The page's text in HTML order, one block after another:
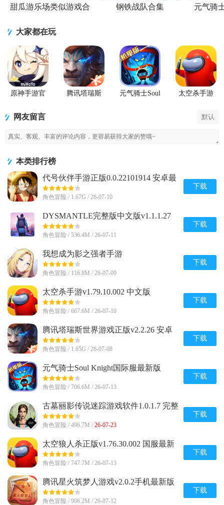
甜瓜游乐场类似游戏合
钢铁战队合集 元气骑
大家都在玩
原神手游官
腾讯塔瑞斯
元气骑士Soul
太空杀手游
网友留言 默认
本类排行榜
代号伙伴手游正版0.0.22101914 安卓最
新版
角色冒险 / 1.67G / 26-07-10
下载
DYSMANTLE完整版中文版v1.1.1.27
安卓免付费版
角色冒险 / 536.4M / 26-07-11
下载
我想成为影之强者手游
(Eminence)v1.0.7 安卓最新版
角色冒险 / 116.8M / 26-07-09
下载
太空杀手游v1.79.10.002 中文版
角色冒险 / 667.6M / 26-07-10
下载
腾讯塔瑞斯世界游戏正版v2.2.26 安卓
最新版
角色冒险 / 1.65G / 26-07-08
下载
元气骑士Soul Knight国际服最新版
v8.4.0 安卓版
角色冒险 / 706.6M / 26-07-13
下载
古墓丽影传说迷踪游戏软件1.0.1.7 完整
版
角色冒险 / 496.7M / 26-07-23
下载
太空狼人杀正版v1.76.30.002 国服最新
版
角色冒险 / 747.7M / 26-07-13
下载
腾讯星火筑梦人游戏v2.0.2手机最新版
角色冒险 / 906.2M / 26-07-12
下载